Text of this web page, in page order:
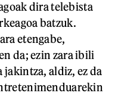
dira telebista
batzuk.
etengabe,
da; ezin zara ibili
aldiz, ez da